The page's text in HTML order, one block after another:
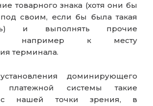
товарного знака (хотя они бы
своим, если бы была такая
и выполнять прочие
например к месту
терминала.
доминирующего
платежной системы такие
с нашей точки зрения, в